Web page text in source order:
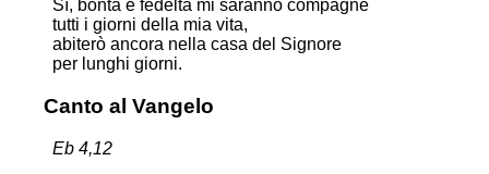
Sì, bontà e fedeltà mi saranno compagne
tutti i giorni della mia vita,
abiterò ancora nella casa del Signore
per lunghi giorni.
Canto al Vangelo
Eb 4,12